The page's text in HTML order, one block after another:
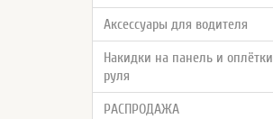
Аксессуары для водителя
Накидки на панель и оплётки
руля
РАСПРОДАЖА